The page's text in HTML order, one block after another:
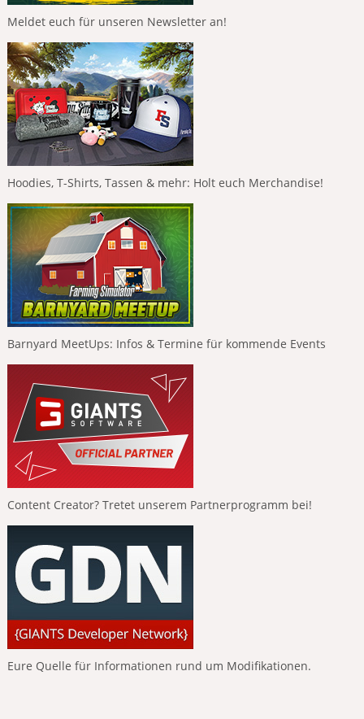
Meldet euch für unseren Newsletter an!
Hoodies, T-Shirts, Tassen & mehr: Holt euch Merchandise!
Barnyard MeetUps: Infos & Termine für kommende Events
Content Creator? Tretet unserem Partnerprogramm bei!
Eure Quelle für Informationen rund um Modifikationen.